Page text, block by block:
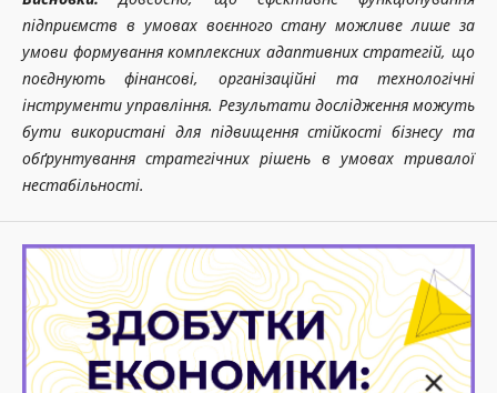
підприємств в умовах воєнного стану можливе лише за
умови формування комплексних адаптивних стратегій, що
поєднують фінансові, організаційні та технологічні
інструменти управління. Результати дослідження можуть
бути використані для підвищення стійкості бізнесу та
обґрунтування стратегічних рішень в умовах тривалої
нестабільності.